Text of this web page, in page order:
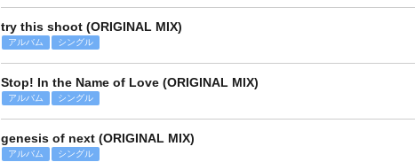
try this shoot (ORIGINAL MIX)
アルバム シングル
Stop! In the Name of Love (ORIGINAL MIX)
アルバム シングル
genesis of next (ORIGINAL MIX)
アルバム シングル